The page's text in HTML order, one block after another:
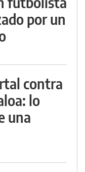
por un
contra
lo
una